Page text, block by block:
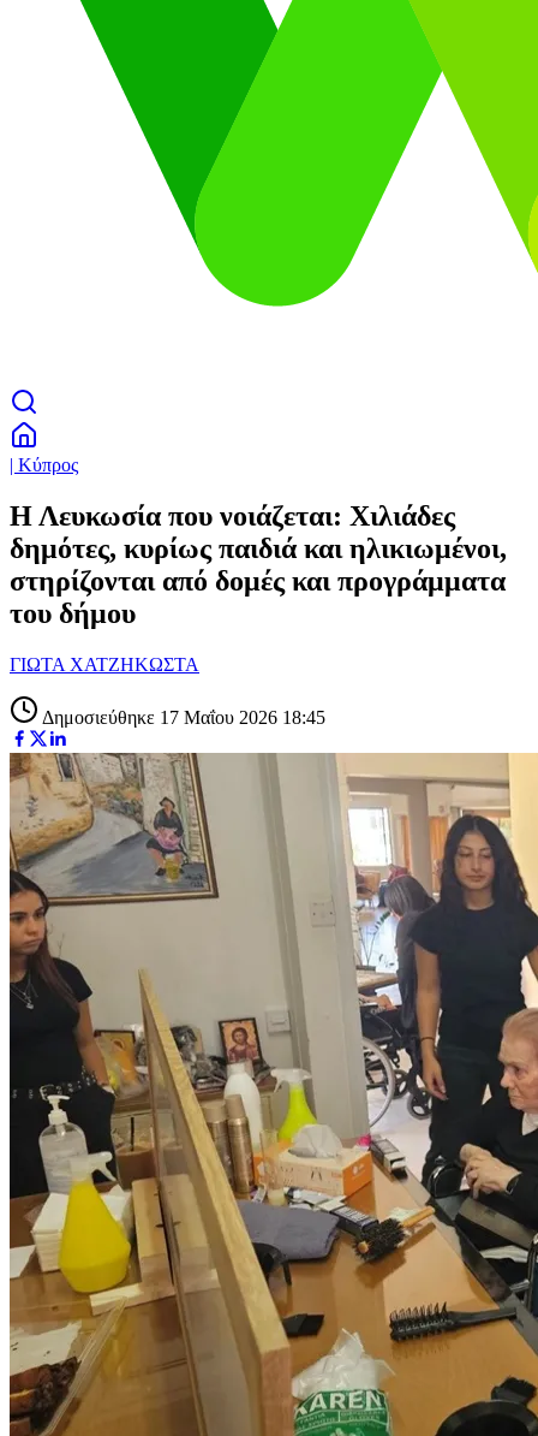
| Κύπρος
Η Λευκωσία που νοιάζεται: Χιλιάδες
δημότες, κυρίως παιδιά και ηλικιωμένοι,
στηρίζονται από δομές και προγράμματα
του δήμου
ΓΙΩΤΑ ΧΑΤΖΗΚΩΣΤΑ
Δημοσιεύθηκε 17 Μαΐου 2026 18:45